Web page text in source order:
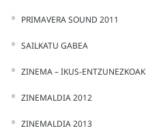
PRIMAVERA SOUND 2011
SAILKATU GABEA
ZINEMA – IKUS-ENTZUNEZKOAK
ZINEMALDIA 2012
ZINEMALDIA 2013